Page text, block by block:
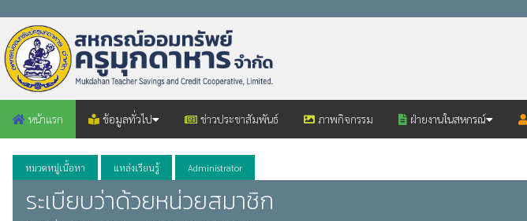
หน้าแรก ข้อมูลทั่วไป ข่าวประชาสัมพันธ์ ภาพกิจกรรม ฝ่ายงานในสหกรณ์
หมวดหมู่เนื้อหา แหล่งเรียนรู้ Administrator
ระเบียบว่าด้วยหน่วยสมาชิก